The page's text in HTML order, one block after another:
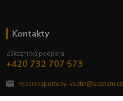
Kontakty
Zákaznická podpora
+420 732 707 573
rybarskepotreby-vsetin@seznam.cz